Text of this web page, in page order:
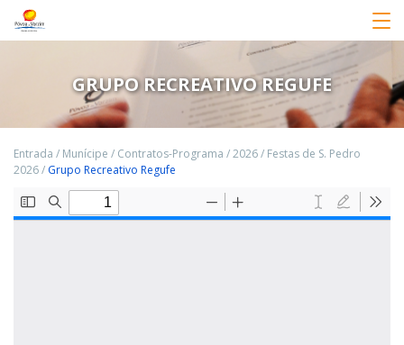
GRUPO RECREATIVO REGUFE
Entrada / Munícipe / Contratos-Programa /2026/ Festas de S. Pedro
2026/ Grupo Recreativo Regufe